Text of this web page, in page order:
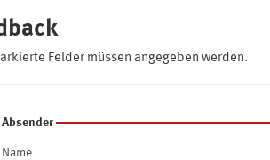
Felder müssen angegeben werden.
Absender
Name